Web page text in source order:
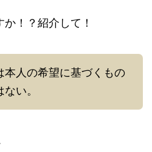
か！？紹介して！
本人の希望に基づくもの
い。